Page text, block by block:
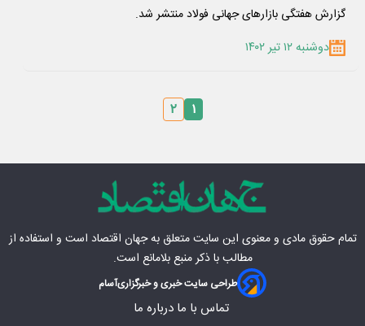
گزارش هفتگی بازارهای جهانی فولاد منتشر شد.
دوشنبه ۱۲ تیر ۱۴۰۲
۱ ۲
تمام حقوق مادی‌ و معنوی این سایت متعلق بهجهان اقتصاد است و استفاده از
مطالب با ذکر منبع بلامانع است.
طراحی سایت خبری و خبرگزاریآسام
تماس با ما درباره ما